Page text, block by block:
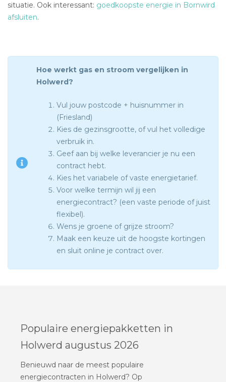
situatie. Ook interessant: goedkoopste energie in Bornwird
afsluiten.
Hoe werkt gas en stroom vergelijken in
Holwerd?
Vul jouw postcode + huisnummer in
(Friesland)
Kies de gezinsgrootte, of vul het volledige
verbruik in.
Geef aan bij welke leverancier je nu een
contract hebt.
Kies het variabele of vaste energietarief.
Voor welke termijn wil jij een
energiecontract? (een vaste periode of juist
flexibel).
Wens je groene of grijze stroom?
Maak een keuze uit de hoogste kortingen
en sluit online je contract over.
Populaire energiepakketten in
Holwerd augustus 2026
Benieuwd naar de meest populaire
energiecontracten in Holwerd? Op